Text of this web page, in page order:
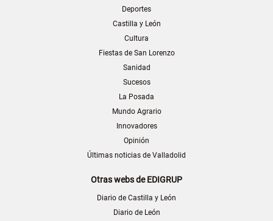
Deportes
Castilla y León
Cultura
Fiestas de San Lorenzo
Sanidad
Sucesos
La Posada
Mundo Agrario
Innovadores
Opinión
Últimas noticias de Valladolid
Otras webs de EDIGRUP
Diario de Castilla y León
Diario de León